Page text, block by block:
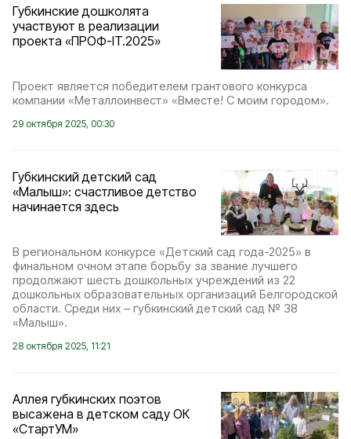
Губкинские дошколята
участвуют в реализации
проекта «ПРОФ-IT.2025»
Проект является победителем грантового конкурса
компании «Металлоинвест» «Вместе! С моим городом».
29 октября 2025, 00:30
Губкинский детский сад
«Малыш»: счастливое детство
начинается здесь
В региональном конкурсе «Детский сад года-2025» в
финальном очном этапе борьбу за звание лучшего
продолжают шесть дошкольных учреждений из 22
дошкольных образовательных организаций Белгородской
области. Среди них – губкинский детский сад № 38
«Малыш».
28 октября 2025, 11:21
Аллея губкинских поэтов
высажена в детском саду ОК
«СтартУМ»